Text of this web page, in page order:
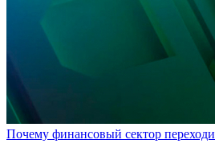
Почему финансовый сектор